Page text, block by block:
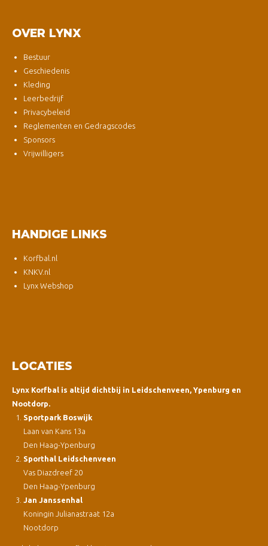
OVER LYNX
Bestuur
Geschiedenis
Kleding
Leerbedrijf
Privacybeleid
Reglementen en Gedragscodes
Sponsors
Vrijwilligers
HANDIGE LINKS
Korfbal.nl
KNKV.nl
Lynx Webshop
LOCATIES
Lynx Korfbal is altijd dichtbij in Leidschenveen, Ypenburg en
Nootdorp.
Sportpark Boswijk
Laan van Kans 13a
Den Haag-Ypenburg
Sporthal Leidschenveen
Vas Diazdreef 20
Den Haag-Ypenburg
Jan Janssenhal
Koningin Julianastraat 12a
Nootdorp